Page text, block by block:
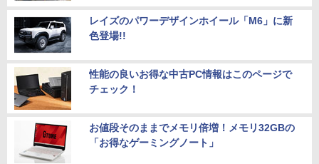
レイズのパワーデザインホイール「M6」に新
色登場!!
性能の良いお得な中古PC情報はこのページで
チェック！
お値段そのままでメモリ倍増！メモリ32GBの
「お得なゲーミングノート」